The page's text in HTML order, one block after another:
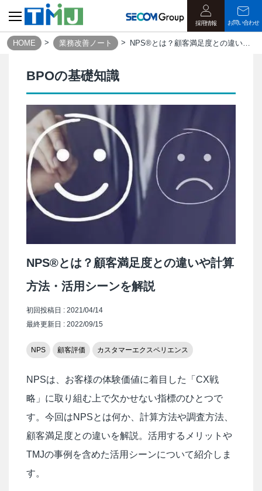
採用情報 お問い合わせ
HOME 業務改善ノート NPS®とは？顧客満足度との違いや計算方法・活用シーンを解説
BPOの基礎知識
NPS 顧客評価 カスタマーエクスペリエンス
初回投稿日 : 2021/04/14
最終更新日 : 2022/09/15
NPS®とは？顧客満足度との違いや計算
方法・活用シーンを解説
NPSは、お客様の体験価値に着目した「CX戦
略」に取り組む上で欠かせない指標のひとつで
す。今回はNPSとは何か、計算方法や調査方法、
顧客満足度との違いを解説。活用するメリットや
TMJの事例を含めた活用シーンについて紹介しま
す。